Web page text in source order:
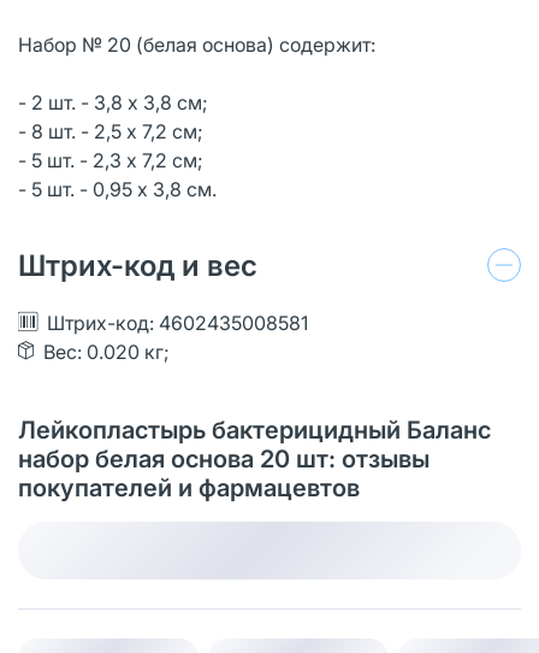
Набор № 20 (белая основа) содержит:
- 2 шт. - 3,8 х 3,8 см;
- 8 шт. - 2,5 х 7,2 см;
- 5 шт. - 2,3 х 7,2 см;
- 5 шт. - 0,95 х 3,8 см.
Штрих-код и вес
Штрих-код: 4602435008581
Вес: 0.020 кг;
Лейкопластырь бактерицидный Баланс
набор белая основа 20 шт: отзывы
покупателей и фармацевтов